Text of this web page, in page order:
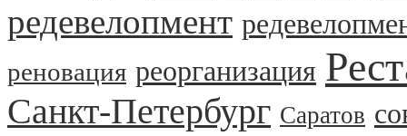
редевелопмент
реновация реорганизация
Санкт-Петербург Саратов